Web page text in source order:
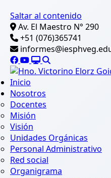
Saltar al contenido
Av. El Maestro N° 290
+51 (076)365741
Inicio
Nosotros
Docentes
Misión
Visión
Unidades Orgánicas
Personal Administrativo
Red social
Organigrama